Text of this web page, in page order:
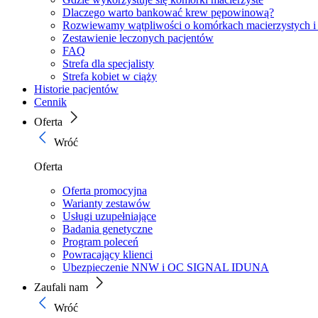
Dlaczego warto bankować krew pępowinową?
Rozwiewamy wątpliwości o komórkach macierzystych
Zestawienie leczonych pacjentów
FAQ
Strefa dla specjalisty
Strefa kobiet w ciąży
Historie pacjentów
Cennik
Oferta
Wróć
Oferta
Oferta promocyjna
Warianty zestawów
Usługi uzupełniające
Badania genetyczne
Program poleceń
Powracający klienci
Ubezpieczenie NNW i OC SIGNAL IDUNA
Zaufali nam
Wróć